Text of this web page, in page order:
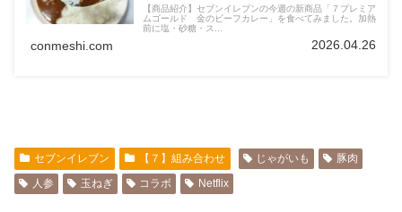
【商品紹介】セブンイレブンの今週の新商品「７プレミア
ムゴールド 金のビーフカレー」を食べてみました。加熱
前に塩・砂糖・ス...
conmeshi.com 2026.04.26
セブンイレブン 【７】組み合わせ じゃがいも
豚肉
人参
玉ねぎ コラボ Netflix